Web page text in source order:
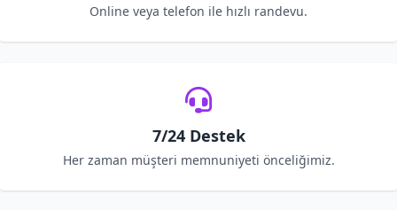
Online veya telefon ile hızlı randevu.
7/24 Destek
Her zaman müşteri memnuniyeti önceliğimiz.